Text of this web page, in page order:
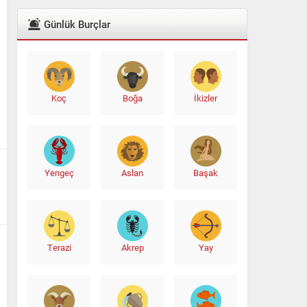
Günlük Burçlar
Koç Boğa İkizler
Yengeç Aslan Başak
Terazi Akrep Yay